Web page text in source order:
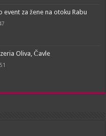
za žene na otoku Rabu
Oliva, Čavle